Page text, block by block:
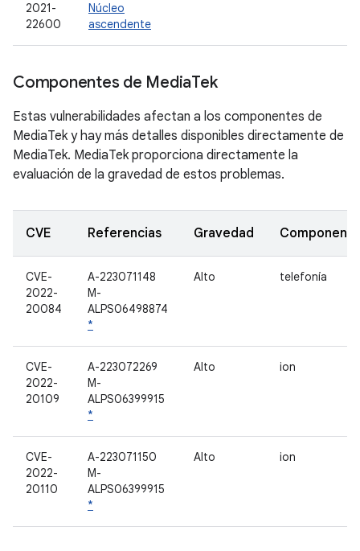
2021-
22600
Núcleo
ascendente
Componentes de MediaTek
Estas vulnerabilidades afectan a los componentes de
MediaTek y hay más detalles disponibles directamente de
MediaTek. MediaTek proporciona directamente la
evaluación de la gravedad de estos problemas.
CVE Referencias Gravedad Componente
CVE-
2022-
20084
A-223071148
M-
ALPS06498874
*
Alto telefonía
CVE-
2022-
20109
A-223072269
M-
ALPS06399915
*
Alto ion
CVE-
2022-
20110
A-223071150
M-
ALPS06399915
*
Alto ion